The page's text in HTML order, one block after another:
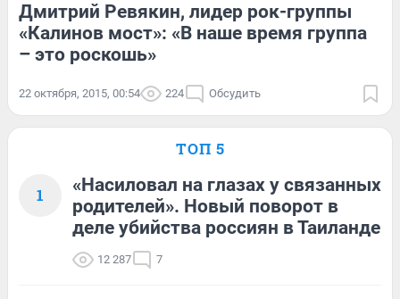
Дмитрий Ревякин, лидер рок-группы
«Калинов мост»: «В наше время группа
– это роскошь»
22 октября, 2015, 00:54 224 Обсудить
ТОП 5
1
«Насиловал на глазах у связанных
родителей». Новый поворот в
деле убийства россиян в Таиланде
12 287 7